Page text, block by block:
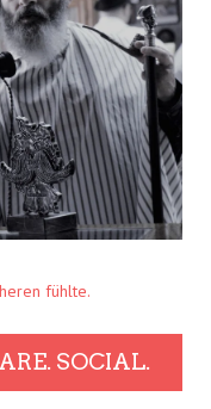
fühlte.
SOCIAL.